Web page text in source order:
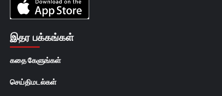
இதர பக்கங்கள்
கதை கேளுங்கள்
செய்திமடல்கள்